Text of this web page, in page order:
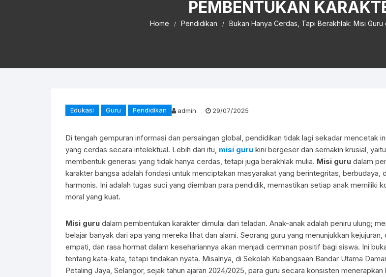
PEMBENTUKAN
Home Pendidikan Bukan Hanya Cerdas, Tapi Berakhlak: Misi
Edukasi Guru Pendidikan admin 29/07/2025
Di tengah gempuran informasi dan persaingan global, pendidikan tidak lagi sekadar mencetak
yang cerdas secara intelektual. Lebih dari itu, misi guru kini bergeser dan semakin krusial, yaitu
membentuk generasi yang tidak hanya cerdas, tetapi juga berakhlak mulia. Misi guru dalam
karakter bangsa adalah fondasi untuk menciptakan masyarakat yang berintegritas, berbudaya,
harmonis. Ini adalah tugas suci yang diemban para pendidik, memastikan setiap anak memiliki
moral yang kuat.
Misi guru dalam pembentukan karakter dimulai dari teladan. Anak-anak adalah peniru ulung;
belajar banyak dari apa yang mereka lihat dan alami. Seorang guru yang menunjukkan kejujuran,
empati, dan rasa hormat dalam kesehariannya akan menjadi cerminan positif bagi siswa. Ini
tentang kata-kata, tetapi tindakan nyata. Misalnya, di Sekolah Kebangsaan Bandar Utama
Petaling Jaya, Selangor, sejak tahun ajaran 2024/2025, para guru secara konsisten menerapkan